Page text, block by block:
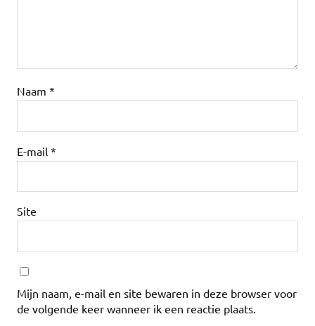
Naam *
E-mail *
Site
Mijn naam, e-mail en site bewaren in deze browser voor
de volgende keer wanneer ik een reactie plaats.